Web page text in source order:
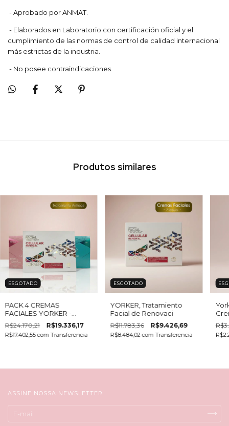
- Aprobado por ANMAT.
- Elaborados en Laboratorio con certificación oficial y el
cumplimiento de las normas de control de calidad internacional
más estrictas de la industria.
- No posee contraindicaciones.
Produtos similares
ESGOTADO
PACK 4 CREMAS
FACIALES YORKER -
HIDRATACI
R$24.170,21 R$19.336,17
R$17.402,55com Transferencia
ESGOTADO
YORKER, Tratamiento
Facial de Renovaci
R$11.783,36 R$9.426,69
R$8.484,02com Transferencia
de
ASSINE NOSSA NEWSLETTER